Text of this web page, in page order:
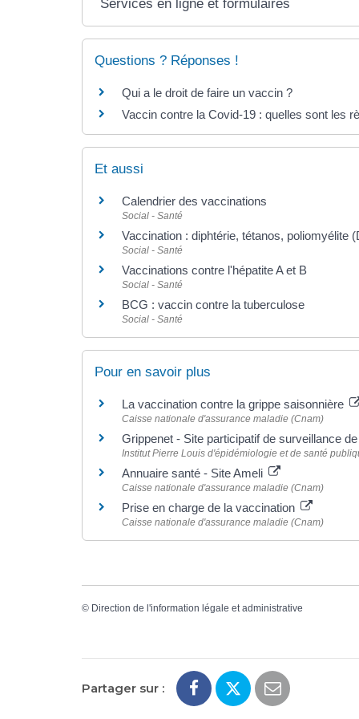
Services en ligne et formulaires
Questions ? Réponses !
Qui a le droit de faire un vaccin ?
Vaccin contre la Covid-19 : quelles sont les
Et aussi
Calendrier des vaccinations
Social - Santé
Vaccination : diphtérie, tétanos, poliomyélite
Social - Santé
Vaccinations contre l'hépatite A et B
Social - Santé
BCG : vaccin contre la tuberculose
Social - Santé
Pour en savoir plus
La vaccination contre la grippe saisonnière
Caisse nationale d'assurance maladie (Cnam)
Grippenet - Site participatif de surveillance
Institut Pierre Louis d'épidémiologie et de santé
Annuaire santé - Site Ameli
Caisse nationale d'assurance maladie (Cnam)
Prise en charge de la vaccination
Caisse nationale d'assurance maladie (Cnam)
© Direction de l'information légale et administrative
Partager sur :